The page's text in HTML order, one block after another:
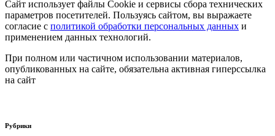
Сайт использует файлы Cookie и сервисы сбора технических
параметров посетителей. Пользуясь сайтом, вы выражаете
согласие с политикой обработки персональных данных и
применением данных технологий.
При полном или частичном использовании материалов,
опубликованных на сайте, обязательна активная гиперссылка
на сайт
Рубрики